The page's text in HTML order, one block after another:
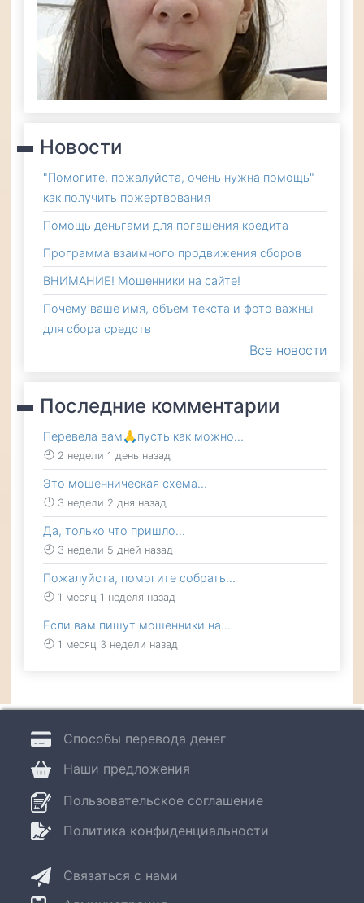
Новости
"Помогите, пожалуйста, очень нужна помощь" -
как получить пожертвования
Помощь деньгами для погашения кредита
Программа взаимного продвижения сборов
ВНИМАНИЕ! Мошенники на сайте!
Почему ваше имя, объем текста и фото важны
для сбора средств
Все новости
Последние комментарии
Перевела вам🙏пусть как можно…
2 недели 1 день назад
Это мошенническая схема…
3 недели 2 дня назад
Да, только что пришло…
3 недели 5 дней назад
Пожалуйста, помогите собрать…
1 месяц 1 неделя назад
Если вам пишут мошенники на…
1 месяц 3 недели назад
Связаться с нами
Пользовательское соглашение
Политика конфиденциальности
Способы перевода денег
Наши предложения